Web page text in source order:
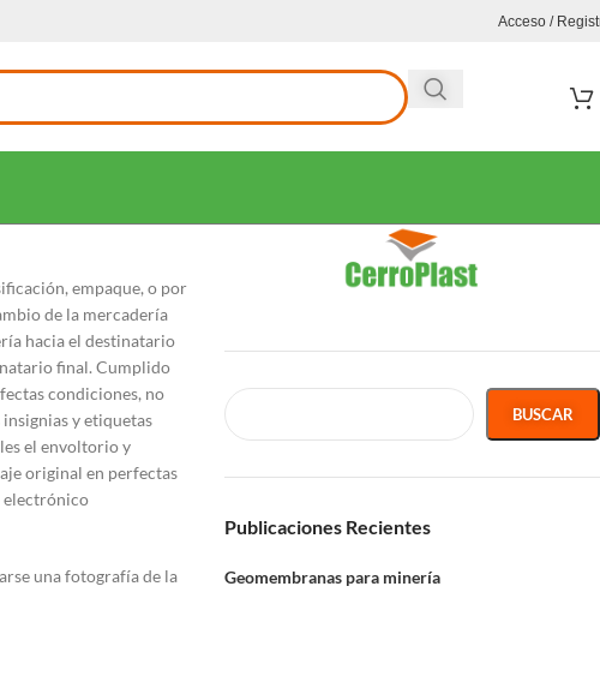
Acceso /
empaque, o por
de la mercadería
hacia el destinatario
final. Cumplido
condiciones, no
y etiquetas
el envoltorio y
original en perfectas
electrónico
una fotografía de la
BUSCAR
Publicaciones Recientes
Geomembranas para minería